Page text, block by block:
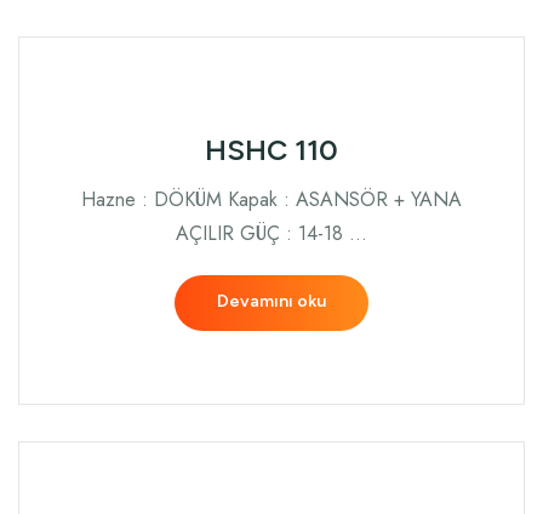
HSHC 110
Hazne : DÖKÜM Kapak : ASANSÖR + YANA
AÇILIR GÜÇ : 14-18 …
Devamını oku